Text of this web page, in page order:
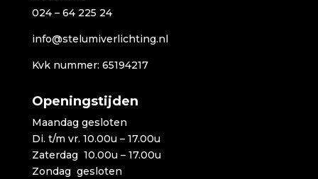
024 – 64 225 24
info@stelumiverlichting.nl
Kvk nummer: 65194217
Openingstijden
Maandag gesloten
Di. t/m vr. 10.00u – 17.00u
Zaterdag 10.00u – 17.00u
Zondag gesloten